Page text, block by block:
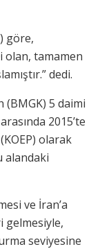
göre,
olan, tamamen
dedi.
(BMGK) 5 daimi
2015’te
olarak
alandaki
ve İran’a
gelmesiyle,
seviyesine